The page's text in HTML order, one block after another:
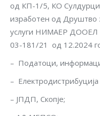
од КП-1/5, КО
изработен од Друштво
услуги НИМАЕР ДООЕЛ
03-181/21 од 12.2024
– Податоци,
–
– JПДП, Скопје;